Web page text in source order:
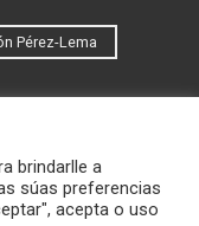
Pérez-Lema
brindarlle a
súas preferencias
acepta o uso